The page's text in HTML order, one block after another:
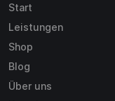
Start
Leistungen
Shop
Blog
Über uns